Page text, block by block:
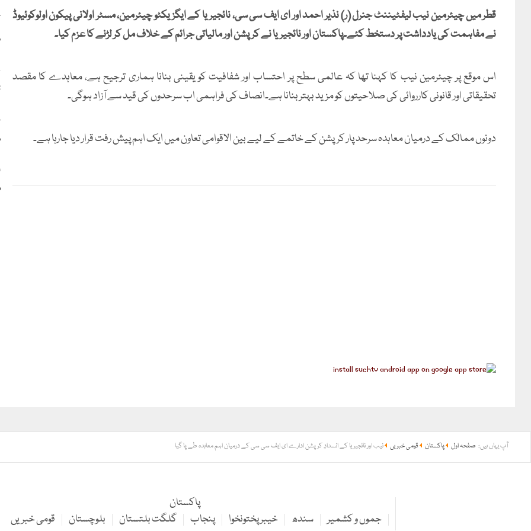
قطر میں چیئرمین نیب لیفٹیننٹ جنرل (ر) نذیر احمد اور ای ایف سی سی، نائجیریا کے ایگزیکٹو چیئرمین، مسٹر اولانی پیکون اولوکوئیوڈ
نے مفاہمت کی یادداشت پر دستخط کئے۔پاکستان اور نائجیریا نے کرپشن اور مالیاتی جرائم کے خلاف مل کر لڑنے کا عزم کیا۔
اس موقع پر چیئرمین نیب کا کہنا تھا کہ عالمی سطح پر احتساب اور شفافیت کو یقینی بنانا ہماری ترجیح ہے، معاہدے کا مقصد
تحقیقاتی اور قانونی کارروائی کی صلاحیتوں کو مزید بہتر بنانا ہے۔انصاف کی فراہمی اب سرحدوں کی قید سے آزاد ہوگی۔
دونوں ممالک کے درمیان معاہدہ سرحد پار کرپشن کے خاتمے کے لیے بین الاقوامی تعاون میں ایک اہم پیش رفت قرار دیا جارہا ہے۔
آپ یہاں ہیں: صفحہ اول پاکستان قومی خبریں نیب اور نائجیریا کے انسدادِ کرپشن ادارے ای ایف سی سی کے درمیان اہم معاہدہ طے پا گیا
پاکستان
قومی خبریں
بلوچستان گلگت بلتستان پنجاب خیبر پختونخوا سندھ جموں و کشمیر